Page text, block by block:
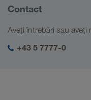
Soluții digitale
Soluții în funcție de
Caucaz
Asia Centrală
Orientul Mijlociu
Informații despre firma
Responsabilitate
Management SHEQ
Contact
Aveți întrebări sau aveți
+43 5 7777-0